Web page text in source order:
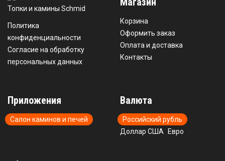
Топки и камины Schmid
Политика
конфиденциальности
Согласие на обработку
персональных данных
Корзина
Оформить заказ
Оплата и доставка
Контакты
Приложения
Салон каминов и печей
Валюта
Российский рубль
Доллар США
Евро